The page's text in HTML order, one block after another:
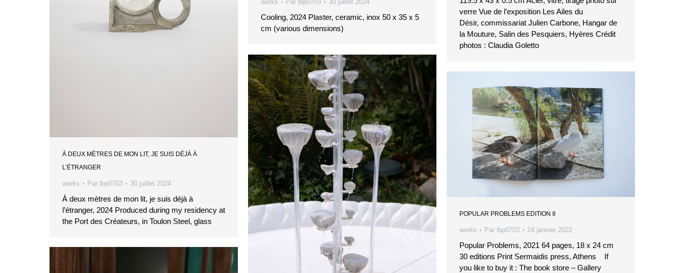
verre Vue de l’exposition Les Ailes du
Désir, commissariat Julien Carbone, Hangar de
la Mouture, Salin des Pesquiers, Hyères Crédit
photos : Claudia Goletto
works Par lbp0703 30 juillet 2024
Cooling, 2024 Plaster, ceramic, inox 50 x 35 x 5
cm (various dimensions)
À DEUX MÈTRES DE MON LIT, JE SUIS DÉJÀ À
L’ÉTRANGER
works Par lbp0703 30 juillet 2024
À deux mètres de mon lit, je suis déjà à
l’étranger, 2024 Produced during my residency at
the Port des Créateurs, in Toulon Steel, glass
POPULAR PROBLEMS EDITION II
works Par lbp0703 24 janvier 2022
Popular Problems, 2021 64 pages, 18 x 24 cm
30 editions Print Sermaidis press, Athens If
you like to buy it : The book store – Gallery